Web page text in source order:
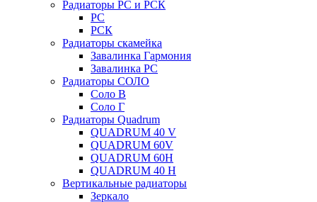
Радиаторы РС и РСК
РС
РСК
Радиаторы скамейка
Завалинка Гармония
Завалинка РС
Радиаторы СОЛО
Соло В
Соло Г
Радиаторы Quadrum
QUADRUM 40 V
QUADRUM 60V
QUADRUM 60H
QUADRUM 40 H
Вертикальные радиаторы
Зеркало